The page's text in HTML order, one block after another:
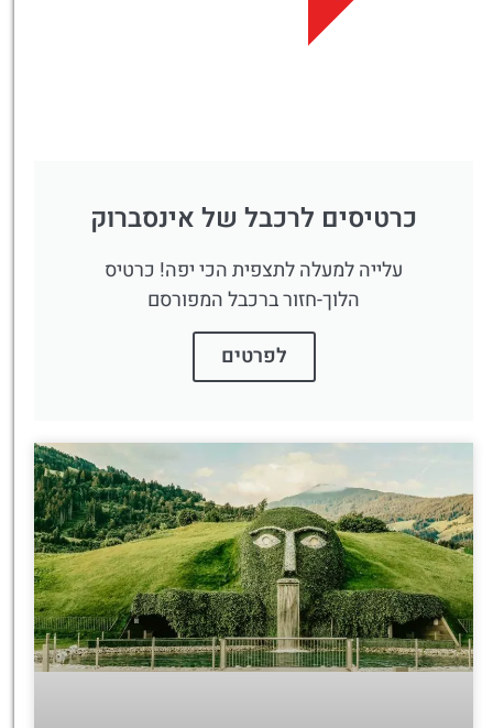
פה!
כרטיסים לרכבל של אינסברוק
עלייה למעלה לתצפית הכי יפה! כרטיס
הלוך-חזור ברכבל המפורסם
לפרטים